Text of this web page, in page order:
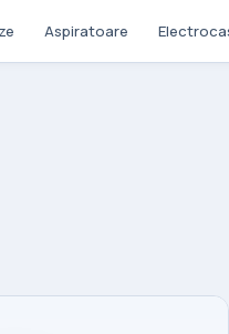
Aspiratoare